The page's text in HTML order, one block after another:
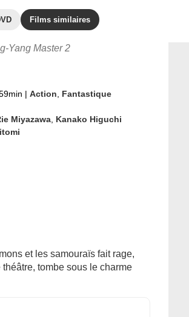
Films similaires
Yang Master 2
| Action
Fantastique
Miyazawa, Kanako Higuchi
et les samouraïs fait rage,
tombe sous le charme